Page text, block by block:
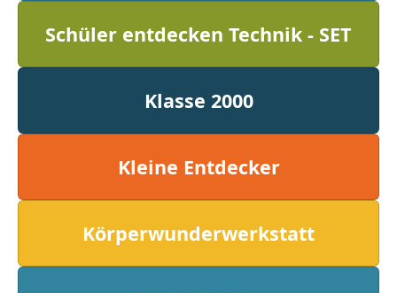
Schüler entdecken Technik - SET
Klasse 2000
Kleine Entdecker
Körperwunderwerkstatt